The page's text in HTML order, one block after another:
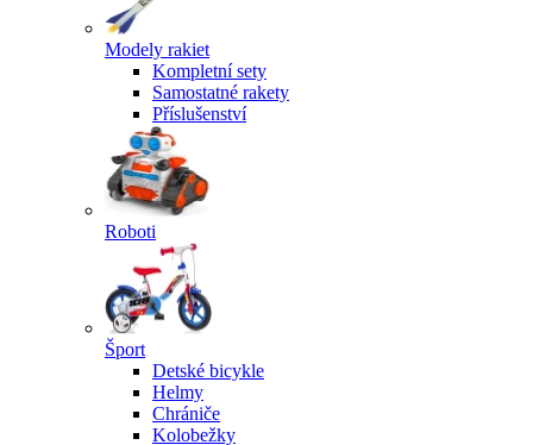
Modely rakiet
Kompletní sety
Samostatné rakety
Příslušenství
Roboti
Šport
Detské bicykle
Helmy
Chrániče
Kolobežky